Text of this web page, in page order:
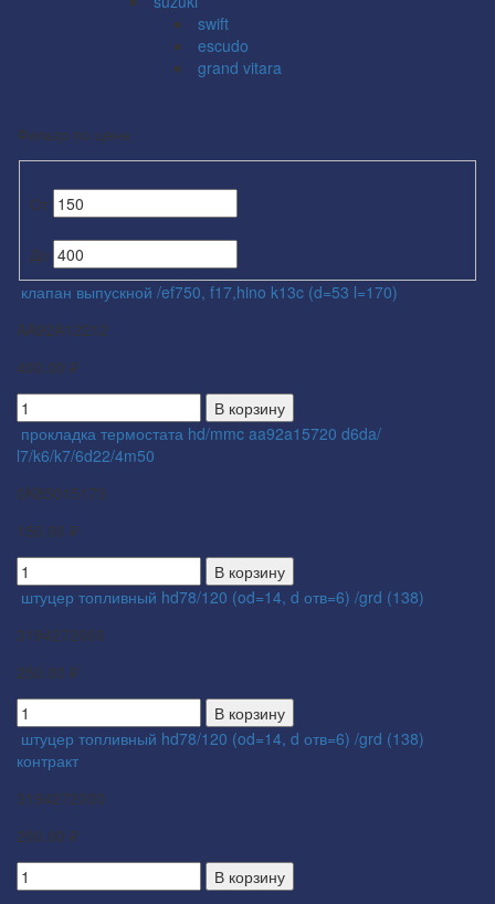
swift
escudo
grand vitara
Фильтр по цене
От
До
клапан выпускной /ef750, f17,hino k13c (d=53 l=170)
AA92A12212
400.00 ₽
В корзину
прокладка термостата hd/mmc aa92a15720 d6da/
l7/k6/k7/6d22/4m50
0K85015173
150.00 ₽
В корзину
штуцер топливный hd78/120 (od=14, d отв=6) /grd (138)
3194272000
250.00 ₽
В корзину
штуцер топливный hd78/120 (od=14, d отв=6) /grd (138)
контракт
3194272000
200.00 ₽
В корзину